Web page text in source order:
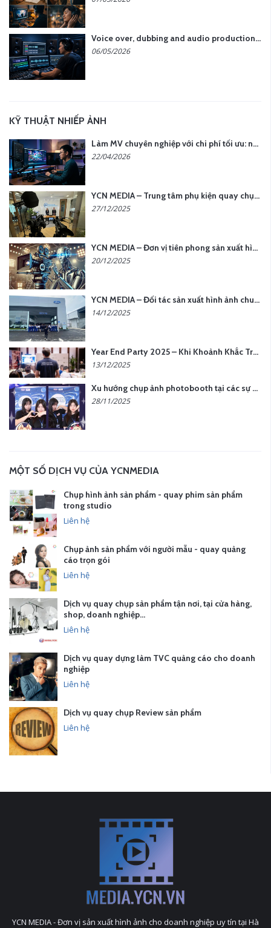
Voice over, dubbing and audio production services in Vietnam for global content
06/05/2026
KỸ THUẬT NHIẾP ẢNH
Làm MV chuyên nghiệp với chi phí tối ưu: nên chọn quay thực tế hay video AI?
22/04/2026
YCN MEDIA – Trung tâm phụ kiện quay chụp tại Hà Nội
27/12/2025
YCN MEDIA – Đơn vị tiên phong sản xuất hình ảnh & âm thanh bằng AI tại Hà Nội
20/12/2025
YCN MEDIA – Đối tác sản xuất hình ảnh chuyên nghiệp cho doanh nghiệp tại Hà Nội
14/12/2025
Year End Party 2025 – Khi Khoảnh Khắc Trở Thành Dấu Ấn | Gói Ưu Đãi Tháng 12 Từ YCN Media
13/12/2025
Xu hướng chụp ảnh photobooth tại các sự kiện hiện nay
28/11/2025
MỘT SỐ DỊCH VỤ CỦA YCNMEDIA
Chụp hình ảnh sản phẩm - quay phim sản phẩm
trong studio
Liên hệ
Chụp ảnh sản phẩm với người mẫu - quay quảng
cáo trọn gói
Liên hệ
Dịch vụ quay chụp sản phẩm tận nơi, tại cửa hàng,
shop, doanh nghiệp…
Liên hệ
Dịch vụ quay dựng làm TVC quảng cáo cho doanh
nghiệp
Liên hệ
Dịch vụ quay chụp Review sản phẩm
Liên hệ
YCN MEDIA - Đơn vị sản xuất hình ảnh cho doanh nghiệp uy tín tại Hà